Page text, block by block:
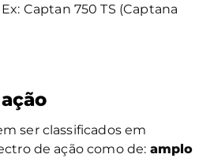
Captan 750 TS (Captana
ser classificados em
de ação como de: amplo